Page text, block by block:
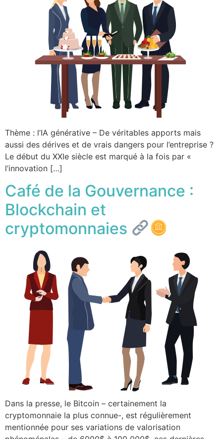
Thème : l’IA générative – De véritables apports mais
aussi des dérives et de vrais dangers pour l’entreprise ?
Le début du XXIe siècle est marqué à la fois par «
l’innovation […]
Café de la Gouvernance :
Blockchain et
cryptomonnaies
Dans la presse, le Bitcoin – certainement la
cryptomonnaie la plus connue-, est régulièrement
mentionnée pour ses variations de valorisation